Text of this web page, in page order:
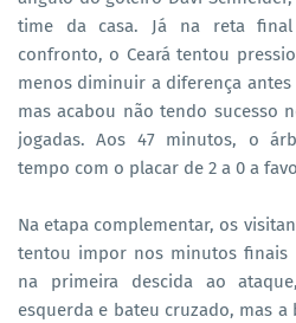
time da casa. Já na reta
confronto, o Ceará tentou
menos diminuir a diferença
mas acabou não tendo sucesso
jogadas. Aos 47 minutos, o
tempo com o placar de 2 a 0 a
Na etapa complementar, os
tentou impor nos minutos
na primeira descida ao
esquerda e bateu cruzado, mas